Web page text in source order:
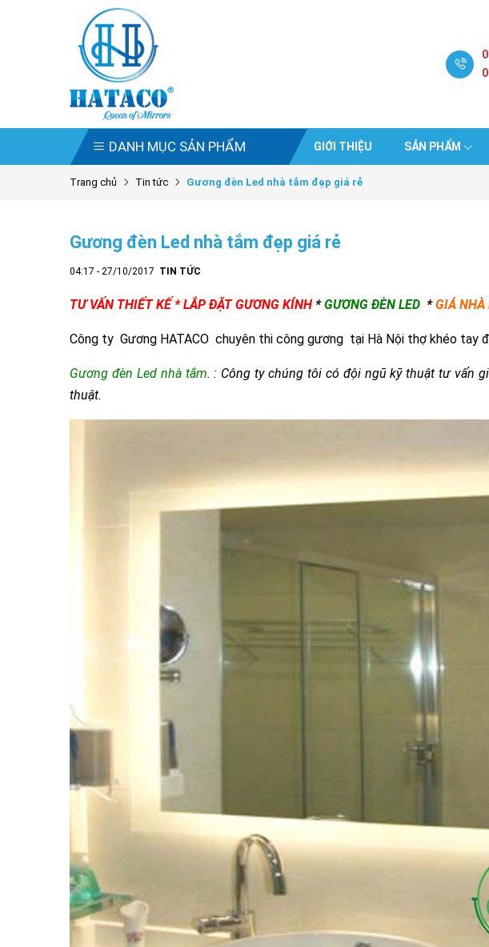
DANH MỤC SẢN PHẨM GIỚI THIỆU SẢN PHẨM
Trang chủ Tin tức Gương đèn Led nhà tắm đẹp giá rẻ
Gương đèn Led nhà tắm đẹp giá rẻ
04:17 - 27/10/2017 TIN TỨC
TƯ VẤN THIẾT KẾ * LẮP ĐẶT GƯƠNG KÍNH *GƯƠNG ĐÈN LED *GIÁ
Công ty Gương HATACO chuyên thi công gương tại Hà Nội thợ khéo tay
Gương đèn Led nhà tắm. : Công ty chúng tôi có đội ngũ kỹ thuật tư vấn
thuật.